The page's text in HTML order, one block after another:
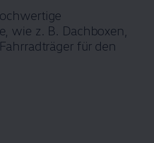
wie z. B. Dachboxen,
für den